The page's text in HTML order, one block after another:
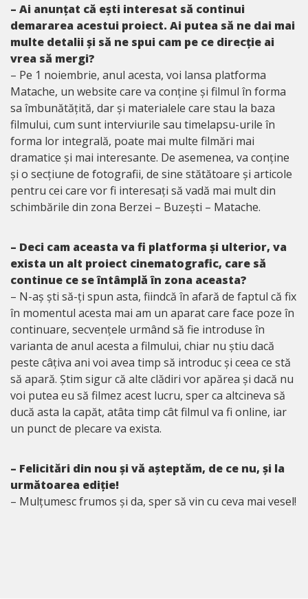
– Ai anunțat că ești interesat să continui
demararea acestui proiect. Ai putea să ne dai mai
multe detalii și să ne spui cam pe ce direcție ai
vrea să mergi?
– Pe 1 noiembrie, anul acesta, voi lansa platforma
Matache, un website care va conține și filmul în forma
sa îmbunătățită, dar și materialele care stau la baza
filmului, cum sunt interviurile sau timelapsu-urile în
forma lor integrală, poate mai multe filmări mai
dramatice și mai interesante. De asemenea, va conține
și o secțiune de fotografii, de sine stătătoare și articole
pentru cei care vor fi interesați să vadă mai mult din
schimbările din zona Berzei – Buzești – Matache.
– Deci cam aceasta va fi platforma și ulterior, va
exista un alt proiect cinematografic, care să
continue ce se întâmplă în zona aceasta?
– N-aș ști să-ți spun asta, fiindcă în afară de faptul că fix
în momentul acesta mai am un aparat care face poze în
continuare, secvențele urmând să fie introduse în
varianta de anul acesta a filmului, chiar nu știu dacă
peste câțiva ani voi avea timp să introduc și ceea ce stă
să apară. Știm sigur că alte clădiri vor apărea și dacă nu
voi putea eu să filmez acest lucru, sper ca altcineva să
ducă asta la capăt, atâta timp cât filmul va fi online, iar
un punct de plecare va exista.
– Felicitări din nou și vă așteptăm, de ce nu, și la
următoarea ediție!
– Mulțumesc frumos și da, sper să vin cu ceva mai vesel!